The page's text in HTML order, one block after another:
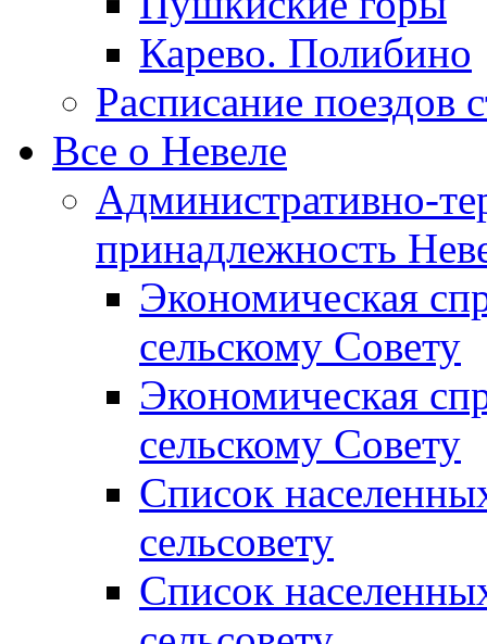
Карево. Полибино
Расписание поездов
Все о Невеле
Административно-
принадлежность
Экономическая
сельскому Совету
Экономическая
сельскому Совету
Список
сельсовету
Список